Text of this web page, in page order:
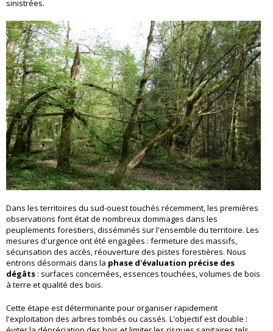
sinistrées.
Dans les territoires du sud-ouest touchés récemment, les premières
observations font état de nombreux dommages dans les
peuplements forestiers, disséminés sur l'ensemble du territoire. Les
mesures d'urgence ont été engagées : fermeture des massifs,
sécurisation des accès, réouverture des pistes forestières. Nous
entrons désormais dans la phase d'évaluation précise des
dégâts : surfaces concernées, essences touchées, volumes de bois
à terre et qualité des bois.
Cette étape est déterminante pour organiser rapidement
l'exploitation des arbres tombés ou cassés. L'objectif est double :